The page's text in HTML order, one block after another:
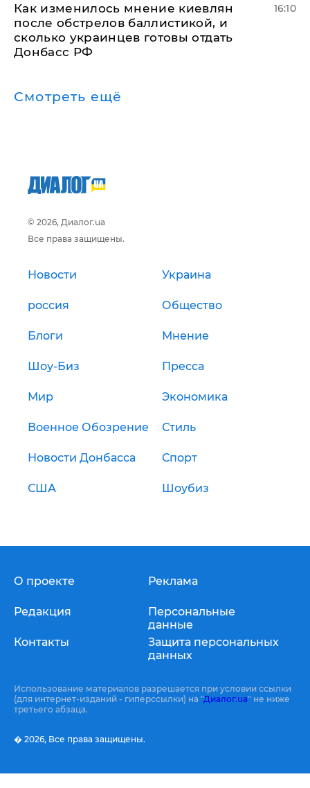
Как изменилось мнение киевлян
после обстрелов баллистикой, и
сколько украинцев готовы отдать
Донбасс РФ
16:10
Смотреть ещё
© 2026, Диалог.ua
Все права защищены.
Новости Украина
россия Общество
Блоги Мнение
Шоу-Биз Пресса
Мир Экономика
Военное Обозрение Стиль
Новости Донбасса Спорт
США Шоубиз
О проекте
Редакция
Контакты
Реклама
Персональные
данные
Защита персональных
данных
Использование материалов разрешается при условии ссылки
(для интернет-изданий - гиперссылки) на "Диалог.ua" не ниже
третьего абзаца.
� 2026, Все права защищены.